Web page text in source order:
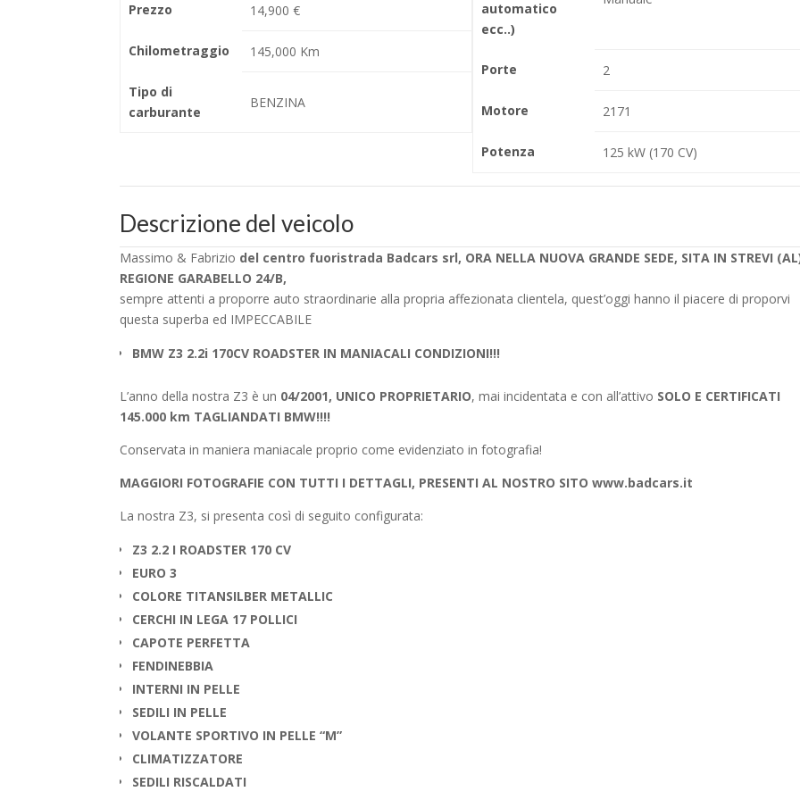
Prezzo 14,900 €
Chilometraggio 145,000 Km
Tipo di
carburante
BENZINA
automatico
ecc..)
Porte 2
Motore 2171
Potenza 125 kW (170 CV)
Descrizione del veicolo
Massimo & Fabrizio del centro fuoristrada Badcars srl, ORA NELLA NUOVA GRANDE SEDE, SITA IN STREVI
REGIONE GARABELLO 24/B,
sempre attenti a proporre auto straordinarie alla propria affezionata clientela, quest’oggi hanno il piacere di proporvi
questa superba ed IMPECCABILE
BMW Z3 2.2i 170CV ROADSTER IN MANIACALI CONDIZIONI!!!
L’anno della nostra Z3 è un 04/2001, UNICO PROPRIETARIO, mai incidentata e con all’attivo SOLO E CERTIFICATI
145.000 km TAGLIANDATI BMW!!!!
Conservata in maniera maniacale proprio come evidenziato in fotografia!
MAGGIORI FOTOGRAFIE CON TUTTI I DETTAGLI, PRESENTI AL NOSTRO SITO www.badcars.it
La nostra Z3, si presenta così di seguito configurata:
Z3 2.2 I ROADSTER 170 CV
EURO 3
COLORE TITANSILBER METALLIC
CERCHI IN LEGA 17 POLLICI
CAPOTE PERFETTA
FENDINEBBIA
INTERNI IN PELLE
SEDILI IN PELLE
VOLANTE SPORTIVO IN PELLE “M”
CLIMATIZZATORE
SEDILI RISCALDATI